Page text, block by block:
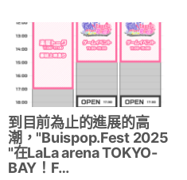
到目前為止的進展的高
潮，"Buispop.Fest 2025
"在LaLa arena TOKYO-
BAY！F…